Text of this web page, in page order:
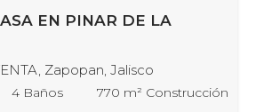
EN PINAR DE LA
Zapopan, Jalisco
4 Baños 770 m² Construcción